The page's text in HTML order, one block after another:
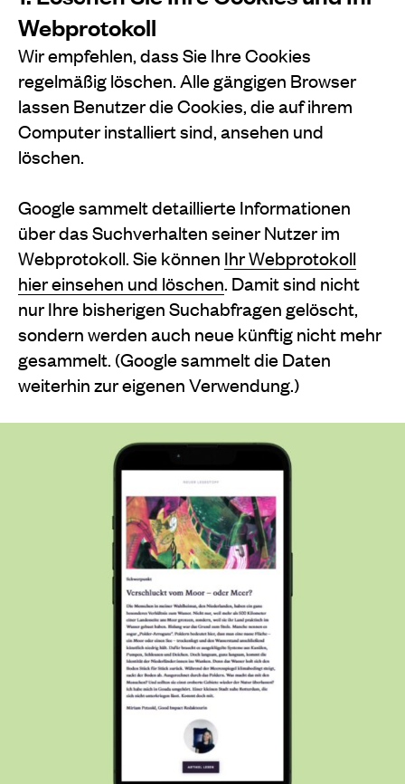
Webprotokoll
Wir empfehlen, dass Sie Ihre Cookies
regelmäßig löschen. Alle gängigen Browser
lassen Benutzer die Cookies, die auf ihrem
Computer installiert sind, ansehen und
löschen.
Google sammelt detaillierte Informationen
über das Suchverhalten seiner Nutzer im
Webprotokoll. Sie können Ihr Webprotokoll
hier einsehen und löschen. Damit sind nicht
nur Ihre bisherigen Suchabfragen gelöscht,
sondern werden auch neue künftig nicht mehr
gesammelt. (Google sammelt die Daten
weiterhin zur eigenen Verwendung.)